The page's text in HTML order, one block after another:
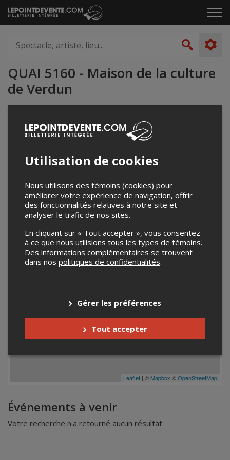
Passer
au
le
artiste,
lieu...
QUAI 5160 - Maison de la culture
de Verdun
info@charlesalexisdesgagnes.com
Montréal, QC
+
Leaflet | © Mapbox ©OpenStreetMap
Événements à venir
Votre recherche n'a retourné aucun résultat.
Utilisation de cookies
Nous utilisons des témoins (cookies) pour
améliorer votre expérience de navigation, offrir
des fonctionnalités relatives à notre site et
analyser le trafic de nos sites.
En cliquant sur « Tout accepter », vous consentez
à ce que nous utilisions tous les types de témoins.
Des informations complémentaires se trouvent
dans nos politiques de confidentialités.
Gérer les préférences
Tout accepter